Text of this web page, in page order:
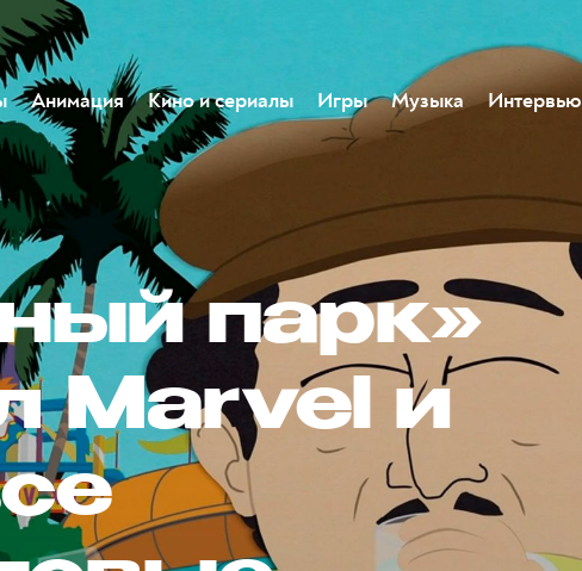
Анимация Кино и сериалы Игры Музыка Интервью
парк»
Marvel и